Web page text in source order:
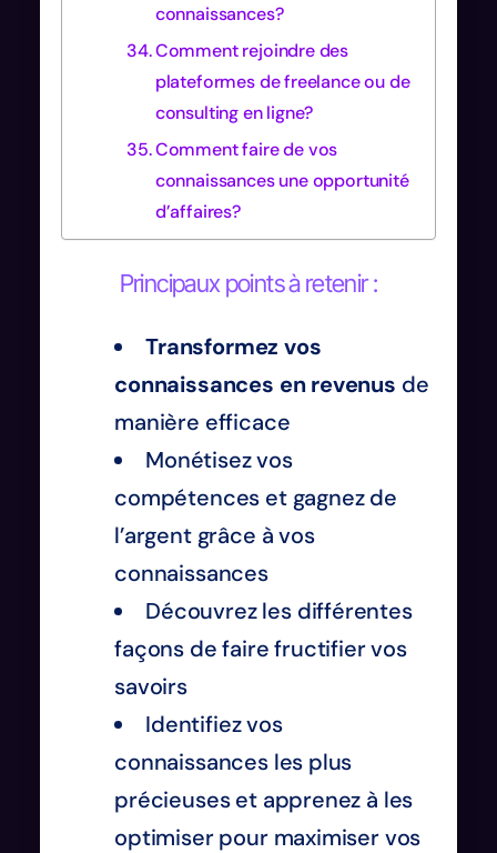
connaissances?
Comment rejoindre des
plateformes de freelance ou de
consulting en ligne?
Comment faire de vos
connaissances une opportunité
d’affaires?
Principaux points à retenir :
Transformez vos
connaissances en revenus de
manière efficace
Monétisez vos
compétences et gagnez de
l’argent grâce à vos
connaissances
Découvrez les différentes
façons de faire fructifier vos
savoirs
Identifiez vos
connaissances les plus
précieuses et apprenez à les
optimiser pour maximiser vos